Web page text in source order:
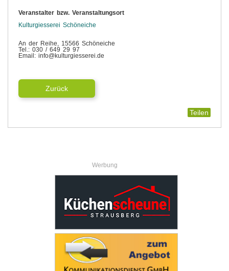
Veranstalter bzw. Veranstaltungsort
Kulturgiesserei Schöneiche
An der Reihe, 15566 Schöneiche
Tel.: 030 / 649 29 97
Email: info@kulturgiesserei.de
Zurück
Teilen
Werbung